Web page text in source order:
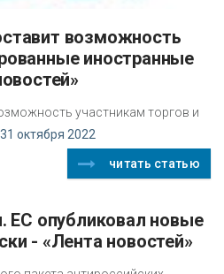
иностранные
участникам торгов и
октября 2022
читать статью
- «Лента новостей»